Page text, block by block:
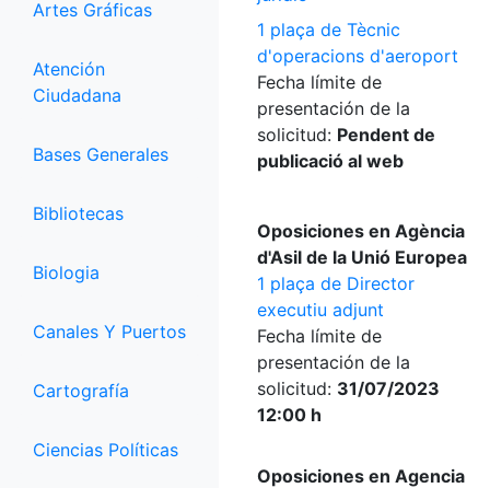
Artes Gráficas
Atención
Ciudadana
Bases Generales
Bibliotecas
Biologia
Canales Y Puertos
Cartografía
Ciencias Políticas
1 plaça de Tècnic
d'operacions d'aeroport
Fecha límite de
presentación de la
solicitud: Pendent de
publicació al web
Oposiciones en Agència
d'Asil de la Unió Europea
1 plaça de Director
executiu adjunt
Fecha límite de
presentación de la
solicitud: 31/07/2023
12:00 h
Oposiciones en Agencia